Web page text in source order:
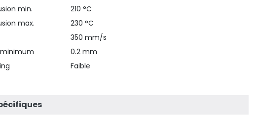
min.
210 °C
max.
230 °C
350 mm/s
0.2 mm
Faible